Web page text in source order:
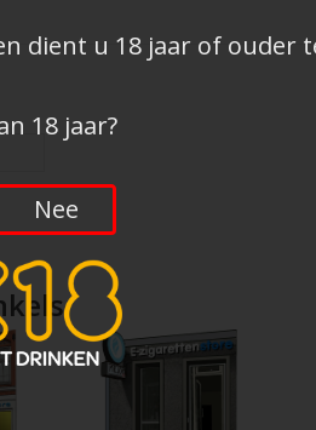
dient u 18 jaar of ouder
18 jaar?
Nee